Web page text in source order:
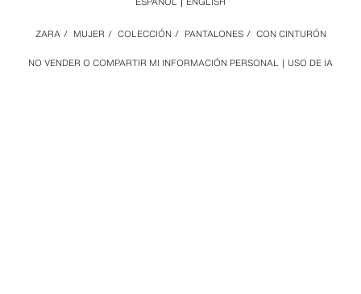
NO VENDER O COMPARTIR MI INFORMACIÓN PERSONAL USO DE IA
ZARA / MUJER / COLECCIÓN / PANTALONES / CON CINTURÓN